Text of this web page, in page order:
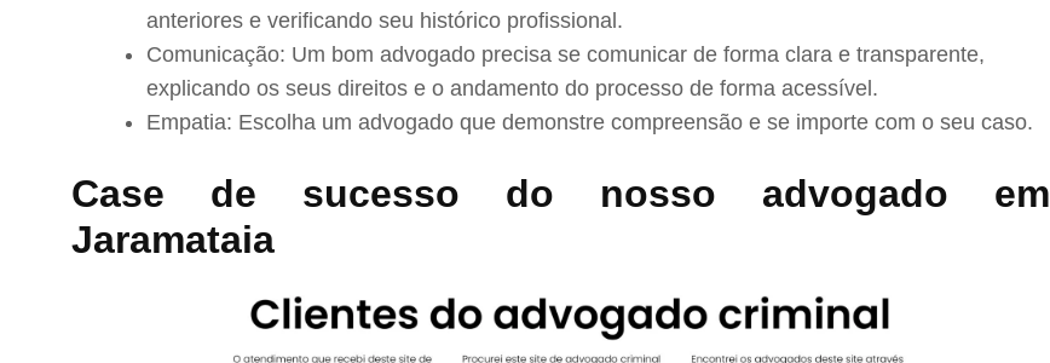
anteriores e verificando seu histórico profissional.
Comunicação: Um bom advogado precisa se comunicar de forma clara e transparente,
explicando os seus direitos e o andamento do processo de forma acessível.
Empatia: Escolha um advogado que demonstre compreensão e se importe com o seu caso.
Case de sucesso do nosso advogado em
Jaramataia